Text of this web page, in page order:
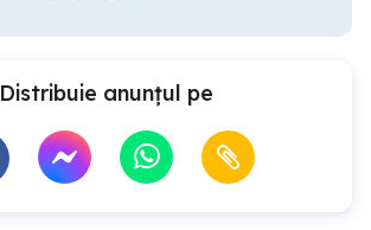
Distribuie anunțul pe